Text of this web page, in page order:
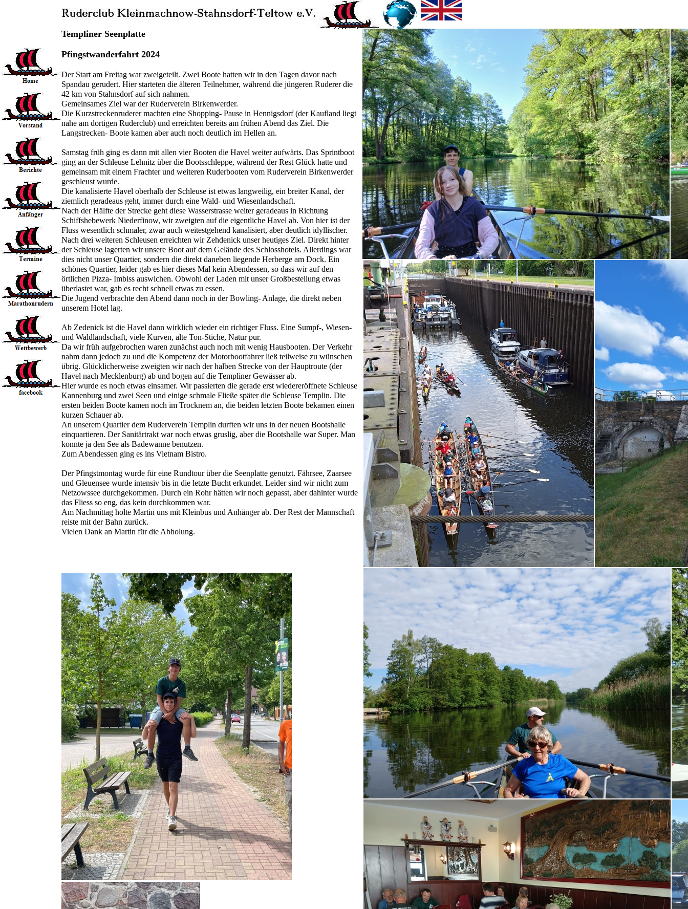
Templiner Seenplatte
Pfingstwanderfahrt 2024
Der Start am Freitag war zweigeteilt. Zwei Boote hatten wir in den Tagen davor nach
Spandau gerudert. Hier starteten die älteren Teilnehmer, während die jüngeren Ruderer die
42 km von Stahnsdorf auf sich nahmen.
Gemeinsames Ziel war der Ruderverein Birkenwerder.
Die Kurzstreckenruderer machten eine Shopping- Pause in Hennigsdorf (der Kaufland liegt
nahe am dortigen Ruderclub) und erreichten bereits am frühen Abend das Ziel. Die
Langstrecken- Boote kamen aber auch noch deutlich im Hellen an.
Samstag früh ging es dann mit allen vier Booten die Havel weiter aufwärts. Das Sprintboot
ging an der Schleuse Lehnitz über die Bootsschleppe, während der Rest Glück hatte und
gemeinsam mit einem Frachter und weiteren Ruderbooten vom Ruderverein Birkenwerder
geschleust wurde.
Die kanalisierte Havel oberhalb der Schleuse ist etwas langweilig, ein breiter Kanal, der
ziemlich geradeaus geht, immer durch eine Wald- und Wiesenlandschaft.
Nach der Hälfte der Strecke geht diese Wasserstrasse weiter geradeaus in Richtung
Schiffshebewerk Niederfinow, wir zweigten auf die eigentliche Havel ab. Von hier ist der
Fluss wesentlich schmaler, zwar auch weitestgehend kanalisiert, aber deutlich idyllischer.
Nach drei weiteren Schleusen erreichten wir Zehdenick unser heutiges Ziel. Direkt hinter
der Schleuse lagerten wir unsere Boot auf dem Gelände des Schlosshotels. Allerdings war
dies nicht unser Quartier, sondern die direkt daneben liegende Herberge am Dock. Ein
schönes Quartier, leider gab es hier dieses Mal kein Abendessen, so dass wir auf den
örtlichen Pizza- Imbiss auswichen. Obwohl der Laden mit unser Großbestellung etwas
überlastet war, gab es recht schnell etwas zu essen.
Die Jugend verbrachte den Abend dann noch in der Bowling- Anlage, die direkt neben
unserem Hotel lag.
Ab Zedenick ist die Havel dann wirklich wieder ein richtiger Fluss. Eine Sumpf-, Wiesen-
und Waldlandschaft, viele Kurven, alte Ton-Stiche, Natur pur.
Da wir früh aufgebrochen waren zunächst auch noch mit wenig Hausbooten. Der Verkehr
nahm dann jedoch zu und die Kompetenz der Motorbootfahrer ließ teilweise zu wünschen
übrig. Glücklicherweise zweigten wir nach der halben Strecke von der Hauptroute (der
Havel nach Mecklenburg) ab und bogen auf die Templiner Gewässer ab.
Hier wurde es noch etwas einsamer. Wir passierten die gerade erst wiedereröffnete Schleuse
Kannenburg und zwei Seen und einige schmale Fließe später die Schleuse Templin. Die
ersten beiden Boote kamen noch im Trocknem an, die beiden letzten Boote bekamen einen
kurzen Schauer ab.
An unserem Quartier dem Ruderverein Templin durften wir uns in der neuen Bootshalle
einquartieren. Der Sanitärtrakt war noch etwas gruslig, aber die Bootshalle war Super. Man
konnte ja den See als Badewanne benutzen.
Zum Abendessen ging es ins Vietnam Bistro.
Der Pfingstmontag wurde für eine Rundtour über die Seenplatte genutzt. Fährsee, Zaarsee
und Gleuensee wurde intensiv bis in die letzte Bucht erkundet. Leider sind wir nicht zum
Netzowssee durchgekommen. Durch ein Rohr hätten wir noch gepasst, aber dahinter wurde
das Fliess so eng, das kein durchkommen war.
Am Nachmittag holte Martin uns mit Kleinbus und Anhänger ab. Der Rest der Mannschaft
reiste mit der Bahn zurück.
Vielen Dank an Martin für die Abholung.